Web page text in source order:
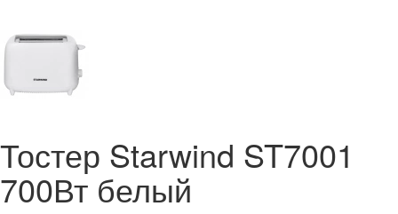
Тостер Starwind ST7001
700Вт белый